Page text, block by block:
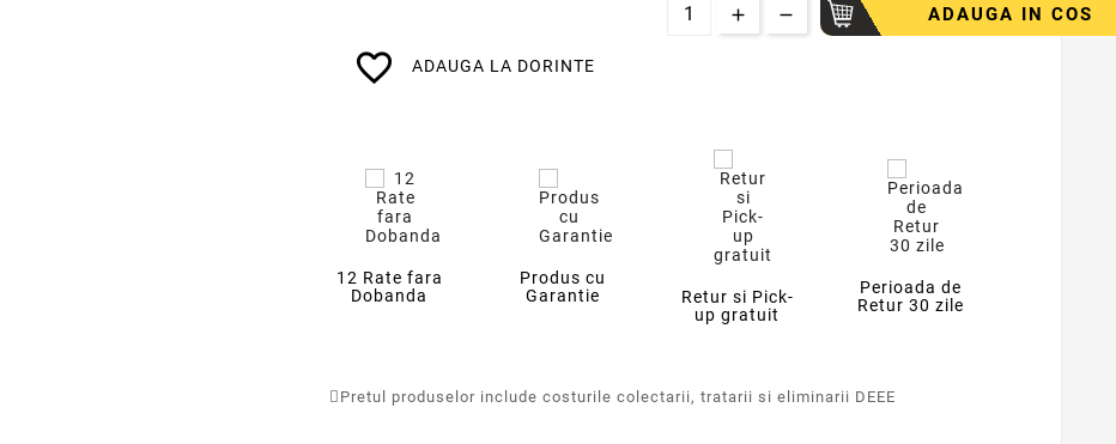
favorite_border ADAUGA LA DORINTE
ADAUGA IN COS
12 Rate fara
Dobanda
Produs cu
Garantie
Retur si Pick-
up gratuit
Perioada de
Retur 30 zile
Pretul produselor include costurile colectarii, tratarii si eliminarii DEEE